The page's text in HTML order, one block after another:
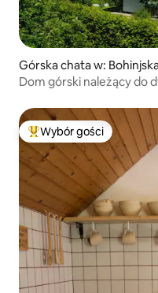
Górska chata w:
Dom górski należący do
Najpopularniejsze z
Wybór gości